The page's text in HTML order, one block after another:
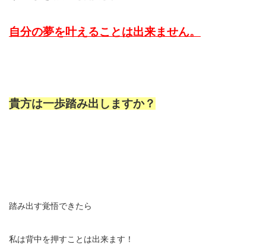
自分の夢を叶えることは出来ません。
貴方は一歩踏み出しますか？
踏み出す覚悟できたら
私は背中を押すことは出来ます！